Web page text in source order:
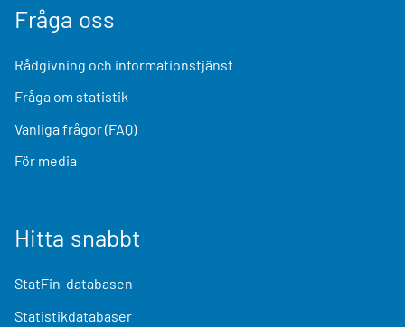
Fråga oss
Rådgivning och informationstjänst
Fråga om statistik
Vanliga frågor (FAQ)
För media
Hitta snabbt
StatFin-databasen
Statistikdatabaser